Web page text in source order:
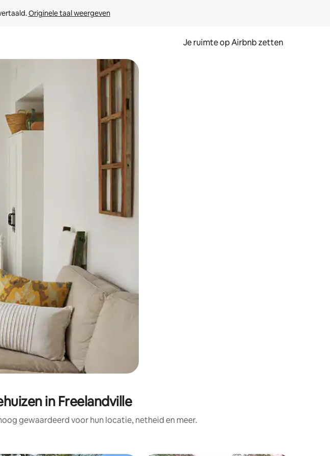
Originele taal weergeven
Je ruimte op Airbnb zetten
en omlaag, óf door te tikken of swipen.
in Freelandville
gewaardeerd voor hun locatie, netheid en meer.